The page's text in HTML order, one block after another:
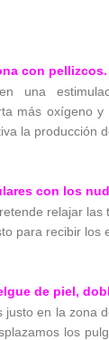
con pellizcos.
una
más oxígeno y
la producción
con los
relajar las
para recibir los
de piel,
justo en la zona
los